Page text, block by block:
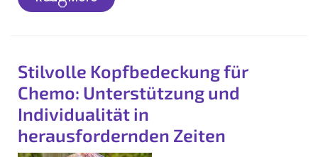
More
Stilvolle Kopfbedeckung für
Chemo: Unterstützung und
Individualität in
herausfordernden Zeiten